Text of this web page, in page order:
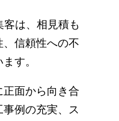
客は、相見積も
、信頼性への不
す。
正面から向き合
例の充実、ス